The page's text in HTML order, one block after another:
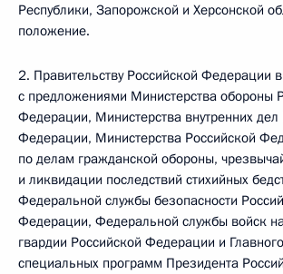
Республики, Запорожской и Херсонской
положение.
2. Правительству Российской Федерации в
с предложениями Министерства обороны
Федерации, Министерства внутренних дел
Федерации, Министерства Российской
по делам гражданской обороны,
и ликвидации последствий стихийных
Федеральной службы безопасности
Федерации, Федеральной службы войск
гвардии Российской Федерации и
специальных программ Президента